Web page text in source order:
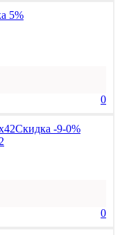
5%
0
Скидка -9-0%
0